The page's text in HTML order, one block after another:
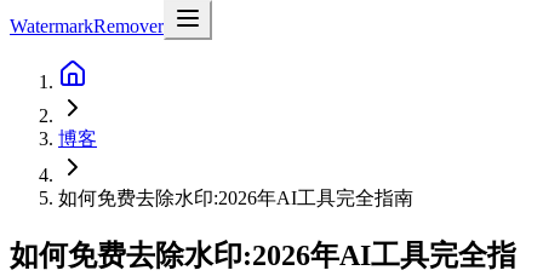
WatermarkRemover
博客
如何免费去除水印:2026年AI工具完全指南
如何免费去除水印:2026年AI工具完全指